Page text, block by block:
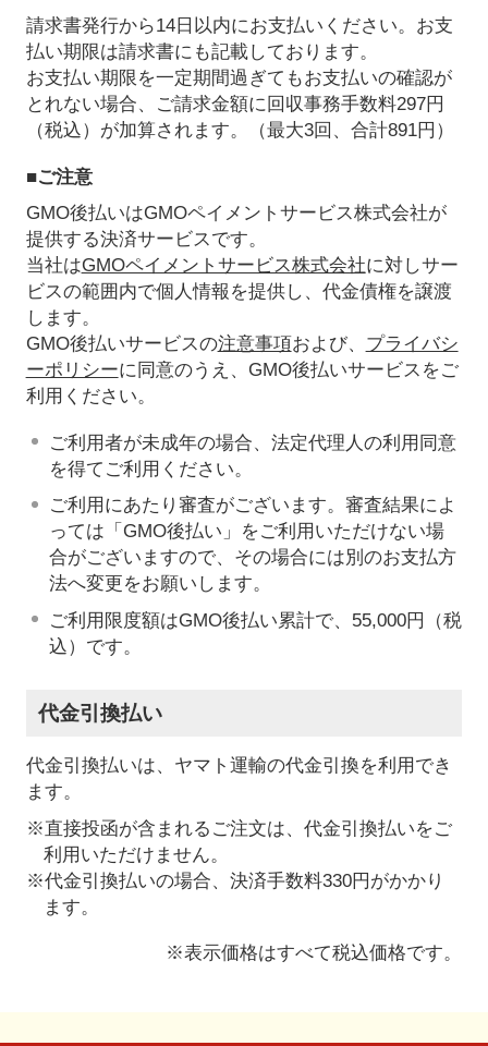
請求書発行から14日以内にお支払いください。お支
払い期限は請求書にも記載しております。
お支払い期限を一定期間過ぎてもお支払いの確認が
とれない場合、ご請求金額に回収事務手数料297円
（税込）が加算されます。（最大3回、合計891円）
■ご注意
GMO後払いはGMOペイメントサービス株式会社が
提供する決済サービスです。
当社はGMOペイメントサービス株式会社に対しサー
ビスの範囲内で個人情報を提供し、代金債権を譲渡
します。
GMO後払いサービスの注意事項および、 プライバシ
ーポリシーに同意のうえ、GMO後払いサービスをご
利用ください。
ご利用者が未成年の場合、法定代理人の利用同意
を得てご利用ください。
ご利用にあたり審査がございます。審査結果によ
っては「GMO後払い」をご利用いただけない場
合がございますので、その場合には別のお支払方
法へ変更をお願いします。
ご利用限度額はGMO後払い累計で、55,000円（税
込）です。
代金引換払い
代金引換払いは、ヤマト運輸の代金引換を利用でき
ます。
※直接投函が含まれるご注文は、代金引換払いをご
利用いただけません。
※代金引換払いの場合、決済手数料330円がかかり
ます。
※表示価格はすべて税込価格です。